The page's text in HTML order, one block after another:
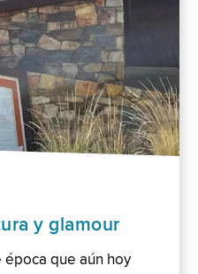
y glamour
que aún hoy